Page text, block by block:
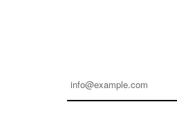
を心がけてまいります。